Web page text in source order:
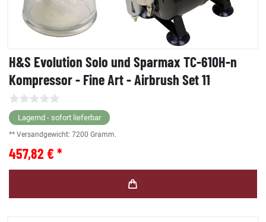
H&S Evolution Solo und Sparmax TC-610H-n
Kompressor - Fine Art - Airbrush Set 11
Lagernd - sofort lieferbar
** Versandgewicht: 7200 Gramm.
457,82 € *